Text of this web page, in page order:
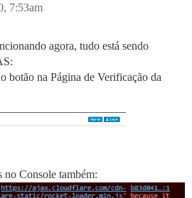
7:53am
agora, tudo está sendo
botão na Página de Verificação da
no Console também: